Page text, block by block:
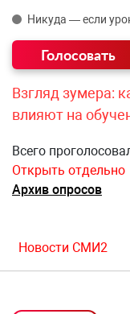
Никуда — если
Взгляд зумера:
влияют на
Всего
Открыть отдельно
Архив опросов
Новости СМИ2